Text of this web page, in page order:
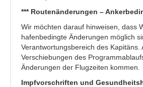
*** Routenänderungen –
Wir möchten darauf hinweisen, dass
hafenbedingte Änderungen möglich
Verantwortungsbereich des Kapitäns.
Verschiebungen des
Änderungen der Flugzeiten kommen.
Impfvorschriften und